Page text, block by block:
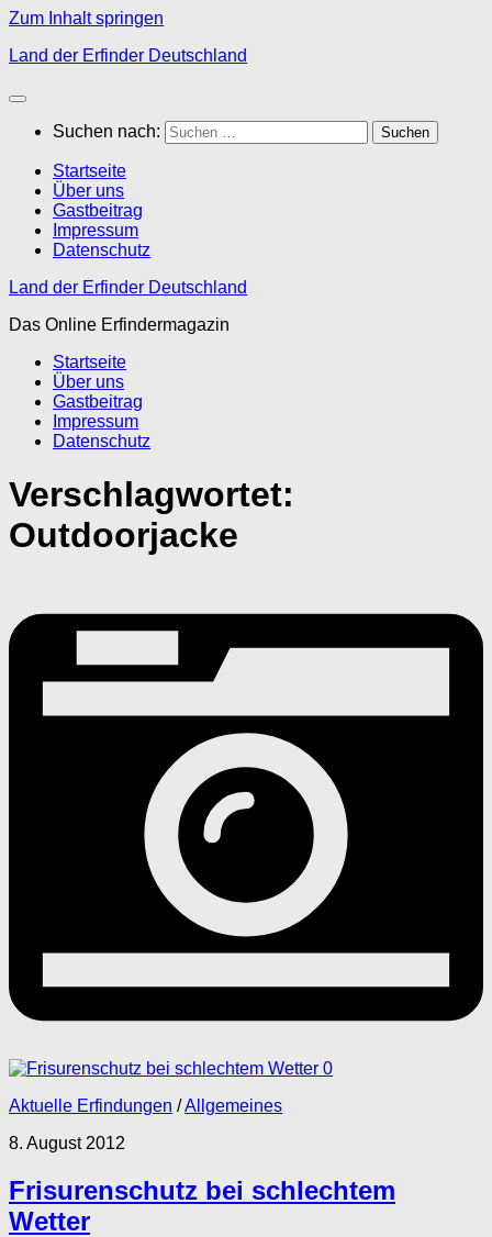
Zum Inhalt springen
Land der Erfinder Deutschland
Suchen nach:
Startseite
Über uns
Gastbeitrag
Impressum
Datenschutz
Land der Erfinder Deutschland
Das Online Erfindermagazin
Startseite
Über uns
Gastbeitrag
Impressum
Datenschutz
Verschlagwortet:
Outdoorjacke
0
Aktuelle Erfindungen /Allgemeines
8. August 2012
Frisurenschutz bei schlechtem
Wetter